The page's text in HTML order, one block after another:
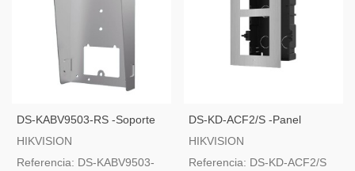
DS-KABV9503-RS -Soporte
De Superficie Con Visera
HIKVISION
Referencia: DS-KABV9503-
DS-KD-ACF2/S -Panel
Frontal Y Caja De Registro
HIKVISION
Referencia: DS-KD-ACF2/S